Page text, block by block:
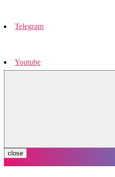
Telegram
Youtube
close